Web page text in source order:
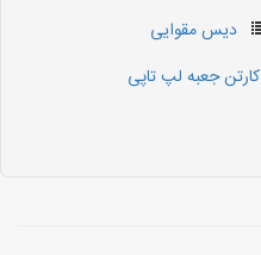
دیس مقوایی
کارتن جعبه لپ تاپی